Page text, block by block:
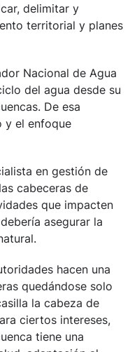
delimitar y
territorial y planes
Nacional de Agua
del agua desde su
De esa
y el enfoque
en gestión de
cabeceras de
que impacten
asegurar la
hacen una
quedándose solo
la cabeza de
ciertos intereses,
tiene una